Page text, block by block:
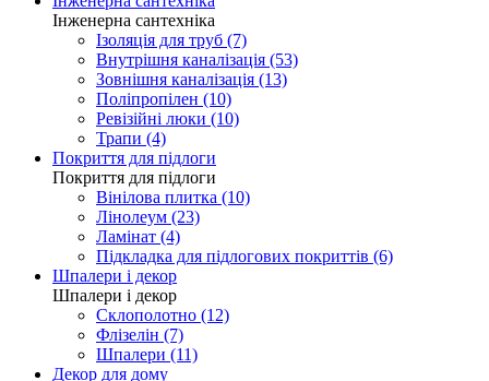
Інженерна сантехніка
Ізоляція для труб (7)
Внутрішня каналізація (53)
Зовнішня каналізація (13)
Поліпропілен (10)
Ревізійні люки (10)
Трапи (4)
Покриття для підлоги
Покриття для підлоги
Вінілова плитка (10)
Лінолеум (23)
Ламінат (4)
Підкладка для підлогових покриттів (6)
Шпалери і декор
Шпалери і декор
Склополотно (12)
Флізелін (7)
Шпалери (11)
Декор для дому